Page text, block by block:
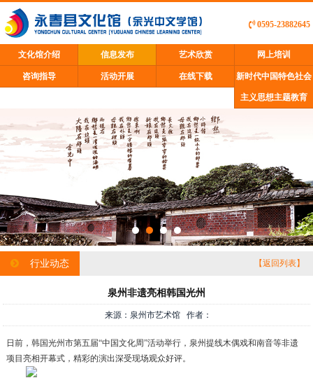
0595-23882645
文化馆介绍 信息发布 艺术欣赏 网上培训
咨询指导 活动开展 在线下载 新时代中国特色社会
主义思想主题教育
行业动态 【返回列表】
泉州非遗亮相韩国光州
来源：泉州市艺术馆 作者：
日前，韩国光州市第五届“中国文化周”活动举行，泉州提线木偶戏和南音等非遗
项目亮相开幕式，精彩的演出深受现场观众好评。